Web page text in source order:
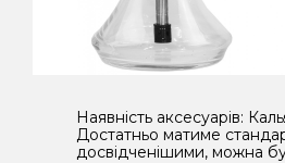
Наявність аксесуарів:
Достатньо матиме
досвідченішими, можна